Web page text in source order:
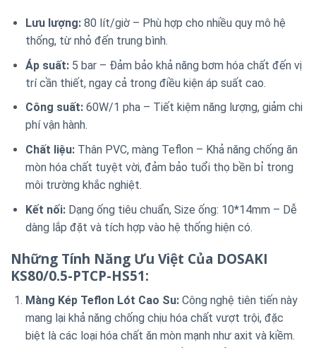
Lưu lượng:80 lít/giờ – Phù hợp cho nhiều quy mô hệ
thống, từ nhỏ đến trung bình.
Áp suất:5 bar – Đảm bảo khả năng bơm hóa chất đến vị
trí cần thiết, ngay cả trong điều kiện áp suất cao.
Công suất:60W/1 pha – Tiết kiệm năng lượng, giảm chi
phí vận hành.
Chất liệu:Thân PVC, màng Teflon – Khả năng chống ăn
mòn hóa chất tuyệt vời, đảm bảo tuổi thọ bền bỉ trong
môi trường khắc nghiệt.
Kết nối:Dạng ống tiêu chuẩn, Size ống: 10*14mm – Dễ
dàng lắp đặt và tích hợp vào hệ thống hiện có.
Những Tính Năng Ưu Việt Của DOSAKI
KS80/0.5-PTCP-HS51:
Màng Kép Teflon Lót Cao Su:Công nghệ tiên tiến này
mang lại khả năng chống chịu hóa chất vượt trội, đặc
biệt là các loại hóa chất ăn mòn mạnh như axit và kiềm.